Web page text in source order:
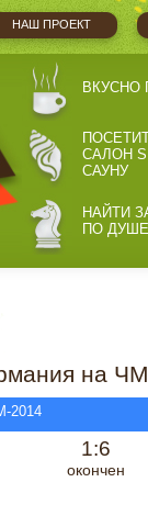
НАШ ПРОЕКТ
ВКУСНО
САЛОН
САУНУ
НАЙТИ
ПО ДУШЕ
на
2014
1:6
окончен